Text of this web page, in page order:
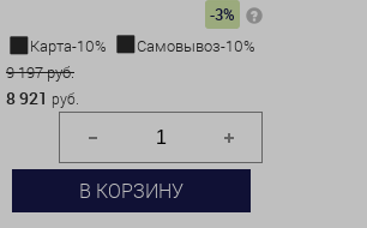
-3%
Карта-10%
Самовывоз-10%
9 197 руб.
8 921 руб.
В КОРЗИНУ